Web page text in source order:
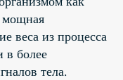
мощная
веса из процесса
в более
тела.